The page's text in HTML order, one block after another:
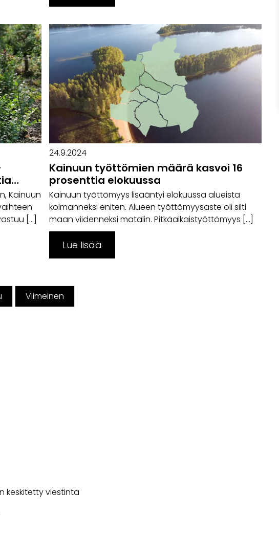
Kainuun
[…]
24.9.2024
Kainuun työttömien määrä kasvoi 16
prosenttia elokuussa
Kainuun työttömyys lisääntyi elokuussa alueista
kolmanneksi eniten. Alueen työttömyysaste oli silti
maan viidenneksi matalin. Pitkäaikaistyöttömyys […]
Lue lisää
Viimeinen
keskitetty viestintä